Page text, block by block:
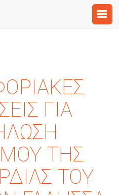
ΓΙΑ
ΤΗΣ
ΤΟΥ